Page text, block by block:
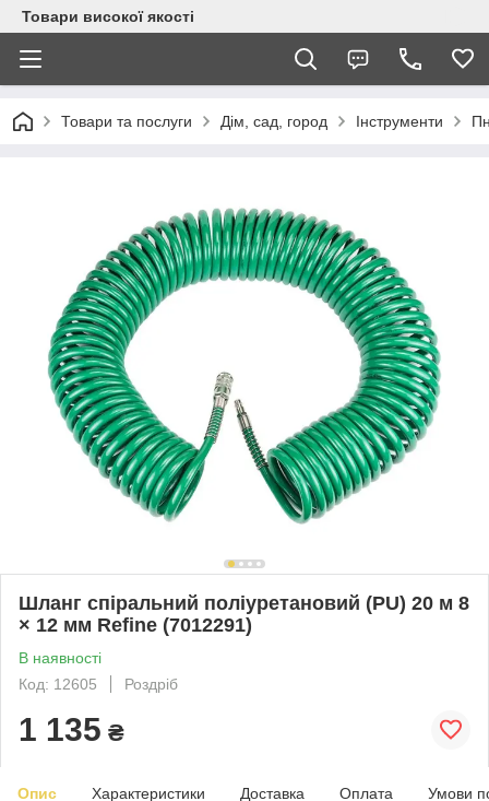
Товари високої якості
Товари та послуги Дім, сад, город Інструменти
Шланг спіральний поліуретановий (PU) 20 м 8
× 12 мм Refine (7012291)
В наявності
Код: 12605
Роздріб
1 135 ₴
Опис Характеристики Доставка Оплата Умови